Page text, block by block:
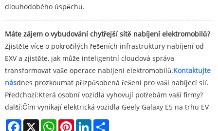
dlouhodobého úspěchu.
Máte zájem o vybudování chytřejší sítě nabíjení elektromobilů?
Zjistěte více o pokročilých řešeních infrastruktury nabíjení od
EXV a zjistěte, jak může inteligentní cloudová správa
transformovat vaše operace nabíjení elektromobilů.Kontaktujte
násdnes prozkoumat přizpůsobená řešení pro vaši nabíjecí síť.
Předchozí:Která osobní vozidla vyhovují potřebám vaší firmy?
další:Čím vynikají elektrická vozidla Geely Galaxy E5 na trhu EV
Facebook
X WhatsAppPinterestLinkedIn